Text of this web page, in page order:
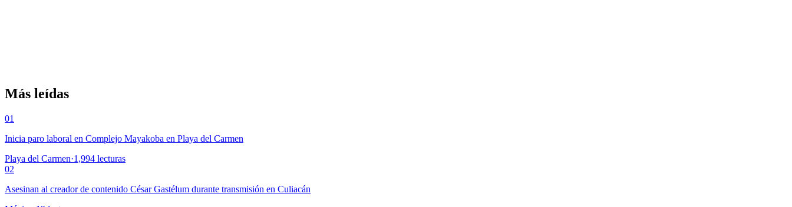
Más leídas
01
Inicia paro laboral en Complejo Mayakoba en Playa del Carmen
Playa del Carmen·1,994 lecturas
02
Asesinan al creador de contenido César Gastélum durante transmisión en Culiacán